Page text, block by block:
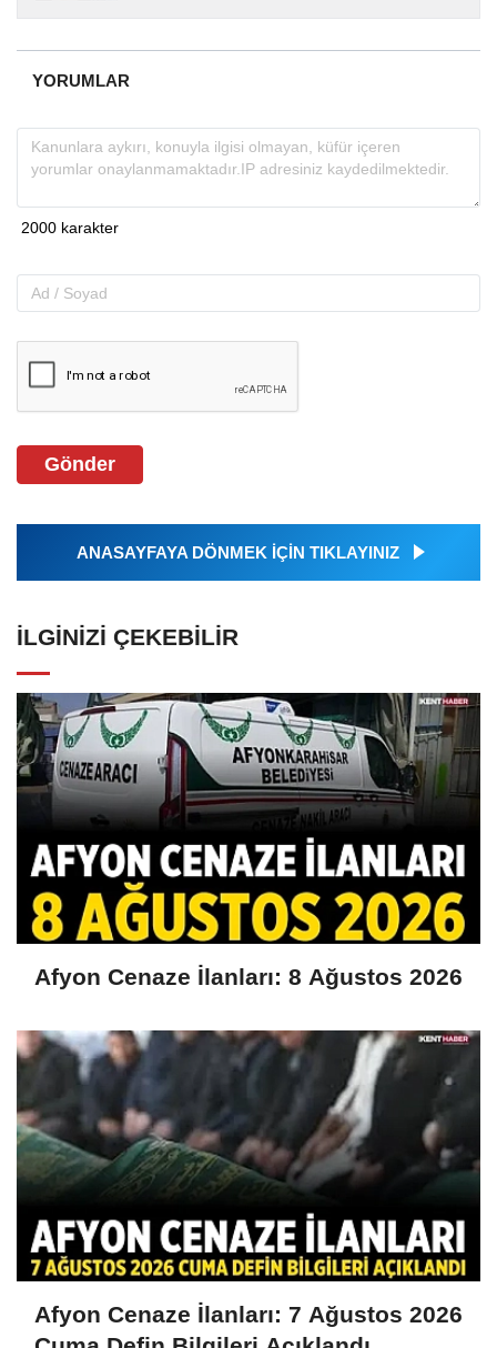
almakta, haber akışı...
YORUMLAR
Gönder
ANASAYFAYA DÖNMEK İÇİN TIKLAYINIZ
İLGINIZI ÇEKEBILIR
Afyon Cenaze İlanları: 8 Ağustos 2026
Afyon Cenaze İlanları: 7 Ağustos 2026